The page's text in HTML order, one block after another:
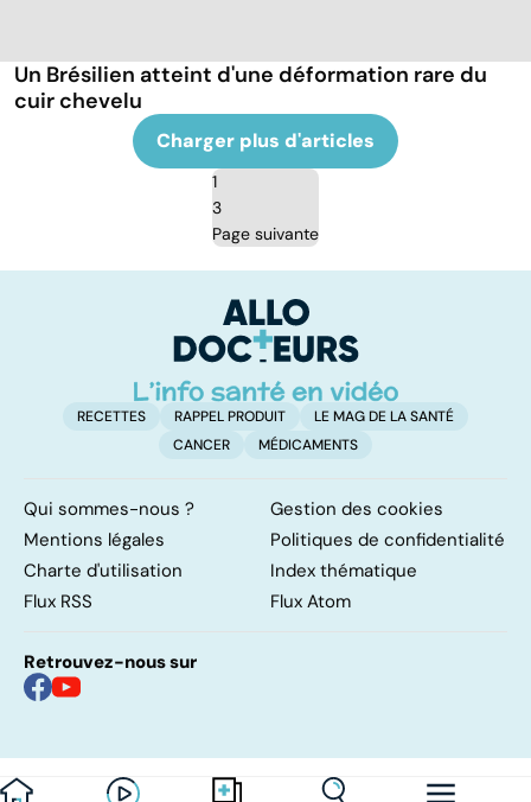
Un Brésilien atteint d'une déformation rare du
cuir chevelu
Charger plus d'articles
1
3
Page suivante
RECETTES RAPPEL PRODUIT
LE MAG DE LA SANTÉ
CANCER
MÉDICAMENTS
Qui sommes-nous ?
Gestion des cookies
Mentions légales
Politiques de confidentialité
Charte d'utilisation
Index thématique
Flux RSS
Flux Atom
Retrouvez-nous sur